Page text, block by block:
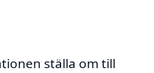
ställa om till